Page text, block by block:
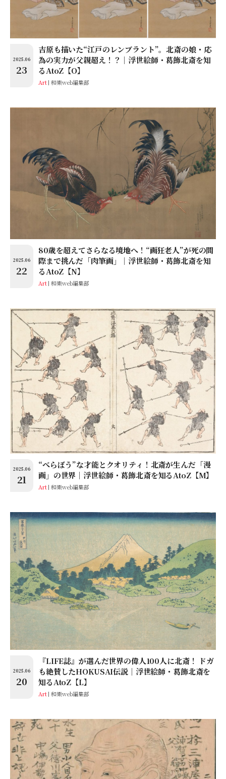
2025.06
23
吉原も描いた“江戸のレンブラント”。北斎の娘・応
為の実力が父親超え！？│浮世絵師・葛飾北斎を知
るAtoZ【O】
Art 和樂web編集部
2025.06
22
80歳を超えてさらなる境地へ！“画狂老人”が死の間
際まで挑んだ「肉筆画」│浮世絵師・葛飾北斎を知
るAtoZ【N】
Art 和樂web編集部
2025.06
21
“べらぼう”な才能とクオリティ！北斎が生んだ「漫
画」の世界│浮世絵師・葛飾北斎を知るAtoZ【M】
Art 和樂web編集部
2025.06
20
『LIFE誌』が選んだ世界の偉人100人に北斎！ ドガ
も絶賛したHOKUSAI伝説│浮世絵師・葛飾北斎を
知るAtoZ【L】
Art 和樂web編集部